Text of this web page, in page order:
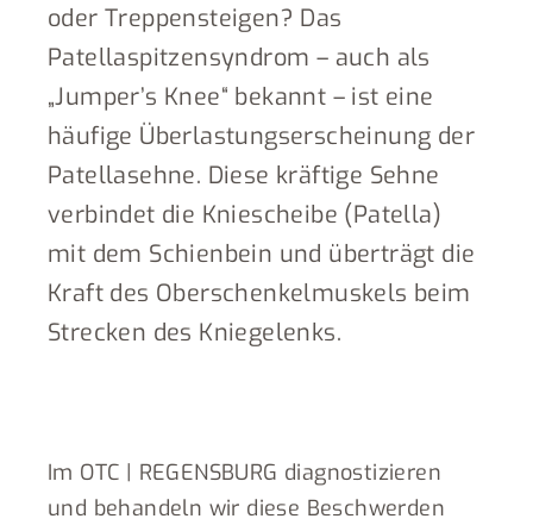
oder Treppensteigen? Das
Patellaspitzensyndrom – auch als
„Jumper’s Knee“ bekannt – ist eine
häufige Überlastungserscheinung der
Patellasehne. Diese kräftige Sehne
verbindet die Kniescheibe (Patella)
mit dem Schienbein und überträgt die
Kraft des Oberschenkelmuskels beim
Strecken des Kniegelenks.
Im OTC | REGENSBURG diagnostizieren
und behandeln wir diese Beschwerden